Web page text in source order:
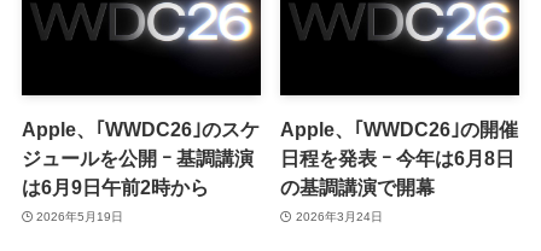
Apple、｢WWDC26｣のスケ
ジュールを公開 ｰ 基調講演
は6月9日午前2時から
2026年5月19日
Apple、｢WWDC26｣の開催
日程を発表 ｰ 今年は6月8日
の基調講演で開幕
2026年3月24日